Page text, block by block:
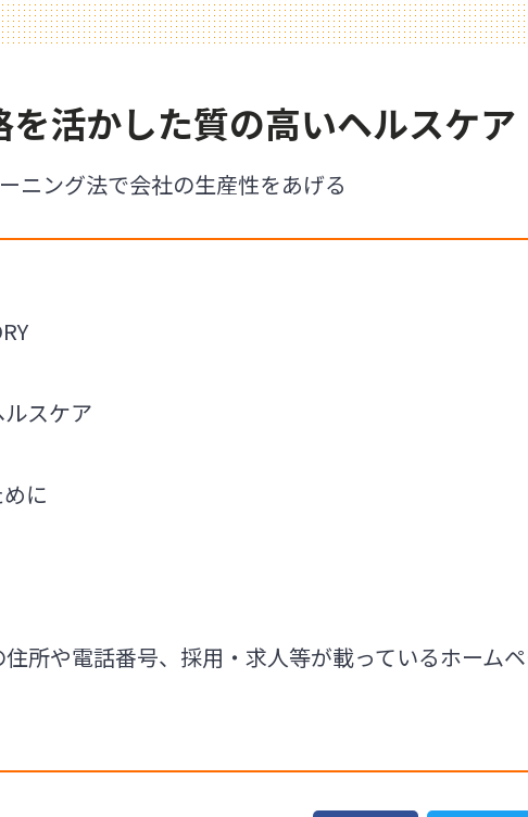
活かした質の高いヘルスケア
ニング法で会社の生産性をあげる
スケア
に
所や電話番号、採用・求人等が載っているホーム